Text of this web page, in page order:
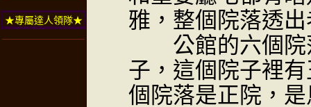
★專屬達人領隊★
雅，整個院落透
公館的六個院
子，這個院子裡
個院落是正院，